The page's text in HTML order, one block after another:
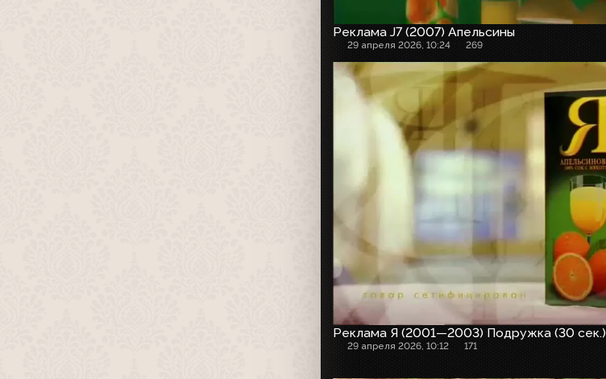
Реклама J7 (2007) Апельсины
29 апреля 2026, 10:24 269
Реклама Я (2001—2003) Подружка (30 сек.)
29 апреля 2026, 10:12 171